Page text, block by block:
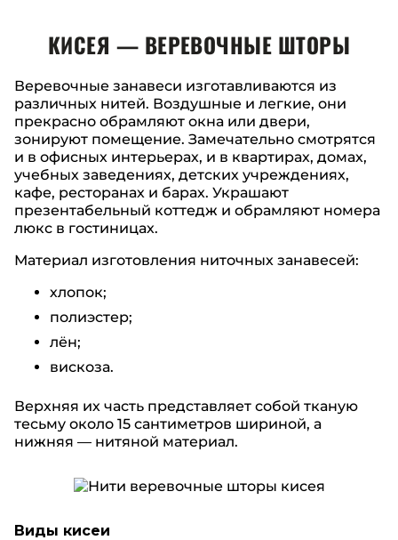
КИСЕЯ — ВЕРЕВОЧНЫЕ ШТОРЫ
Веревочные занавеси изготавливаются из
различных нитей. Воздушные и легкие, они
прекрасно обрамляют окна или двери,
зонируют помещение. Замечательно смотрятся
и в офисных интерьерах, и в квартирах, домах,
учебных заведениях, детских учреждениях,
кафе, ресторанах и барах. Украшают
презентабельный коттедж и обрамляют номера
люкс в гостиницах.
Материал изготовления ниточных занавесей:
хлопок;
полиэстер;
лён;
вискоза.
Верхняя их часть представляет собой тканую
тесьму около 15 сантиметров шириной, а
нижняя — нитяной материал.
Виды кисеи